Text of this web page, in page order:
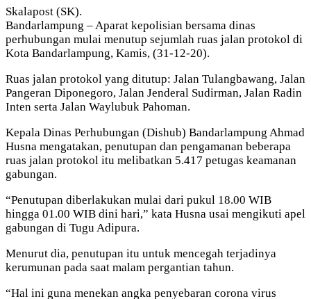
Skalapost (SK).
Bandarlampung – Aparat kepolisian bersama dinas
perhubungan mulai menutup sejumlah ruas jalan protokol di
Kota Bandarlampung, Kamis, (31-12-20).
Ruas jalan protokol yang ditutup: Jalan Tulangbawang, Jalan
Pangeran Diponegoro, Jalan Jenderal Sudirman, Jalan Radin
Inten serta Jalan Waylubuk Pahoman.
Kepala Dinas Perhubungan (Dishub) Bandarlampung Ahmad
Husna mengatakan, penutupan dan pengamanan beberapa
ruas jalan protokol itu melibatkan 5.417 petugas keamanan
gabungan.
“Penutupan diberlakukan mulai dari pukul 18.00 WIB
hingga 01.00 WIB dini hari,” kata Husna usai mengikuti apel
gabungan di Tugu Adipura.
Menurut dia, penutupan itu untuk mencegah terjadinya
kerumunan pada saat malam pergantian tahun.
“Hal ini guna menekan angka penyebaran corona virus